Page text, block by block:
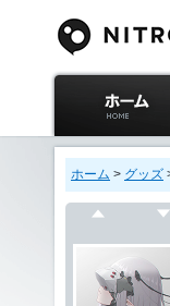
ニトロプラス公
サイト ホーム
ホーム > グッズ